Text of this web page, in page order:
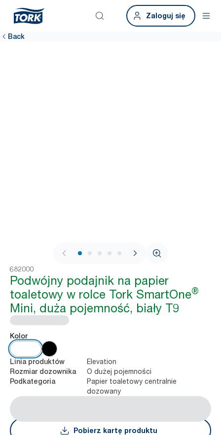
Zaloguj się
Back
1 / 10
682000
Podwójny podajnik na papier
toaletowy w rolce Tork SmartOne®
Mini, duża pojemność, biały T9
Kolor
Linia produktów Elevation
Rozmiar dozownika O dużej pojemności
Podkategoria
Papier toaletowy centralnie
dozowany
Pobierz kartę produktu